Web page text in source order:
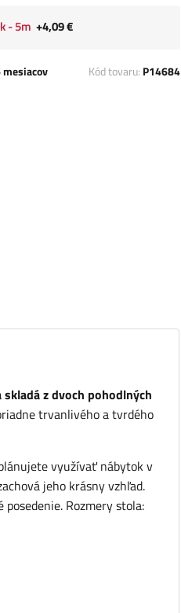
- 5m +4,09 €
mesiacov Kód tovaru: P14684
z dvoch pohodlných
trvanlivého a tvrdého
využívať nábytok v
jeho krásny vzhľad.
Rozmery stola: